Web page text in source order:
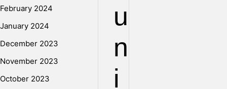
u
n
i
February 2024
January 2024
December 2023
November 2023
October 2023